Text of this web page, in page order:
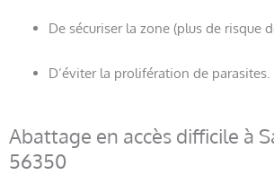
De sécuriser la zone (plus de risque
D’éviter la prolifération de parasites.
Abattage en accès difficile à
56350